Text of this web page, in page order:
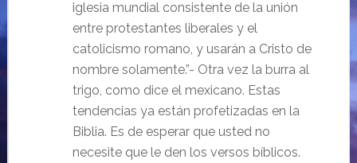
iglesia mundial consistente de la unión
entre protestantes liberales y el
catolicismo romano, y usarán a Cristo de
nombre solamente.”- Otra vez la burra al
trigo, como dice el mexicano. Estas
tendencias ya están profetizadas en la
Biblia. Es de esperar que usted no
necesite que le den los versos bíblicos.